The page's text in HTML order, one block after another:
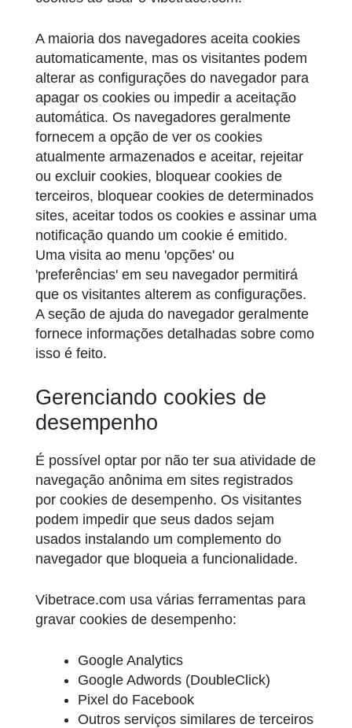
A maioria dos navegadores aceita cookies
automaticamente, mas os visitantes podem
alterar as configurações do navegador para
apagar os cookies ou impedir a aceitação
automática. Os navegadores geralmente
fornecem a opção de ver os cookies
atualmente armazenados e aceitar, rejeitar
ou excluir cookies, bloquear cookies de
terceiros, bloquear cookies de determinados
sites, aceitar todos os cookies e assinar uma
notificação quando um cookie é emitido.
Uma visita ao menu 'opções' ou
'preferências' em seu navegador permitirá
que os visitantes alterem as configurações.
A seção de ajuda do navegador geralmente
fornece informações detalhadas sobre como
isso é feito.
Gerenciando cookies de
desempenho
É possível optar por não ter sua atividade de
navegação anônima em sites registrados
por cookies de desempenho. Os visitantes
podem impedir que seus dados sejam
usados instalando um complemento do
navegador que bloqueia a funcionalidade.
Vibetrace.com usa várias ferramentas para
gravar cookies de desempenho:
Google Analytics
Google Adwords (DoubleClick)
Pixel do Facebook
Outros serviços similares de terceiros